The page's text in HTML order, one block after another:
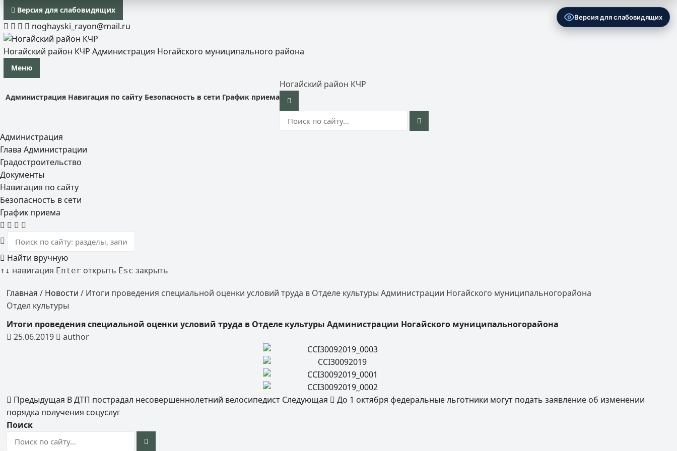
Версия для слабовидящих
noghayski_rayon@mail.ru
Ногайский район КЧР Администрация Ногайского муниципального района
Меню
Администрация Навигация по сайту Безопасность в сети График приема
Ногайский район КЧР
Администрация
Глава Администрации
Градостроительство
Документы
Навигация по сайту
Безопасность в сети
График приема
Найти вручную
↑ ↓ навигация Enter открыть Esc закрыть
Главная / Новости / Итоги проведения специальной оценки условий труда в Отделе культуры Администрации Ногайского муниципальногорайона
Отдел культуры
Итоги проведения специальной оценки условий труда в Отделе культуры Администрации Ногайского муниципальногорайона
25.06.2019
author
Предыдущая В ДТП пострадал несовершеннолетний велосипедист Следующая
До 1 октября федеральные льготники могут подать заявление об изменении
порядка получения соцуслуг
Поиск
Версия для слабовидящих